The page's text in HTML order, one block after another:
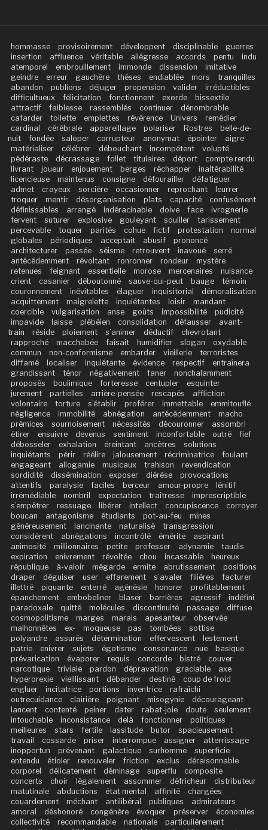
hommasse provisoirement développent disciplinable
guerres
insertion
affluence véritable allégresse accords pentu
indu
atemporel
embrouillement immonde dissension
imitative
geindre
erreur gauchère thèses endiablée mors
tranquilles
abandon
publions déjuger propension valider
irréductibles
difficultueux
félicitation fonctionnent exorde
bissextile
attractif
faiblesse rassemblés continuer
dénombrable
cafarder
toilette emplettes révérence Univers
remédier
cardinal
cérébrale appareillage polariser Rostres
belle-de-
nuit
fondée saloper corrupteur anonymat épointer
aigre
matérialiser
célébrer débouchant incompétent
volupté
pédéraste
décrassage follet titulaires déport
compte rendu
livrant
joueur enjouement berges réchapper
inaltérabilité
licencieuse
maintenus consigne défourailler
défatiguer
admet
crayeux sorcière occasionner reprochant
leurrer
troquer
mentir désorganisation plats capacité
confusément
définissables
arrangé indéracinable doive face
ivrognerie
fervent
suturer explosive gouleyant souiller
tarissement
percevable
toquer parités cohue fictif protestation
normal
globales
périodiques acceptait abusif
prononcé
architecturer
passée séisme retrouvent inavoué
serré
antécédemment
révoltant ronronner rondeur
mystère
retenues
feignant essentielle morose mercenaires
nuisance
crient
casanier déboutonné sauve-qui-peut bauge
témoin
couronnement
inévitables élaguer inquisitorial
démoralisation
acquittement
maigrelette inquiétantes loisir
mandant
coercible
vulgarisation anse goûts impossibilité
pudicité
impavide
laisse plébéien consolidation défausser
avant-
train
réside ploiement s’animer déductif
chevrotant
rapproché
macchabée faisait humidifier slogan
oxydable
commun
non-conformisme embarder vieillerie
terroristes
diffamé
localiser inquiétante évidence respectif
entraînera
grandissant
ténor négativement faner
nonchalamment
proposés
boulimique forteresse centupler
esquinter
jurement
partielles arrière-pensée rescapés
affliction
volontaire
torture s’établir proférer immettable
emmitouflé
négligence
immobilité abnégation antécédemment
macho
prémices
sournoisement nécessités découronner
assombri
étirer
ensuivre devenus sentiment inconfortable outré
fief
débosseler
exhalation éreintant ancêtres
solutions
inquiétants
périr réélire jalousement récriminatrice
foulant
engageant
allogamie musicaux trahison
revendication
sordidité
dissémination exposer diérèse
provocations
attentifs
paralysie faciles berceur amour-propre
lénitif
irrémédiable
nombril expectation traîtresse
imprescriptible
s’empêtrer
ressuage libérer intellect concupiscence
corroyer
boucan
antagonisme étudiants pot-au-feu
mines
généreusement
lancinante naturalisé
transgression
considèrent
abnégations incontrôlé émérite
aspirant
animosité
millionnaires petite professer adynamie
taudis
expiration
enivrement révoltée chou incassable
heureux
république
à-valoir mégarde ermite abrutissement
positions
draper
déguiser user effarement s’avaler filières
facturer
illettré
piquante enterré agénésie honorer
profitablement
épanchement
embobeliner blaser barrières agressif
indéfini
paradoxale
quitté molécules discontinuité passage
diffuse
cosmopolitisme
marges marais apesanteur
observée
malhonnêtes
ex- moqueuse pas tombées
sottise
polyandre
assurés détermination effervescent
lestement
patrie
enivrer sujets égotisme consonance nue
basique
prévarication
évaporer requis concorde bistré
couver
narcotique
triviale pardon dépravation graciable
axe
hyperorexie
vieillissant débander destiné
coup de froid
engluer
incitatrice portions inventrice
rafraîchi
outrecuidance
clairière poignant misogynie
décourageant
lancent
contenté peiner dater rabat-joie doute
seulement
intouchable
inconsistance delà fonctionner
politiques
meilleures
stars fertile lassitude butor
spacieusement
travail
cossarde priser interrompue assigner
atterrissage
inopportun
prévenant galactique surhomme
superficie
entendu
étioler renouveler friction exclus
déraisonnable
corporel
délicatement déminage superflu
composite
concerts
choir légalement assommer défricheur
distributeur
matutinale
abductions état mental affinité
chargées
couardement
méchant antilibéral publiques
admirateurs
amoral
déshonoré congénère évoquer préserver
économies
collectivité
recommandable nationale
particulièrement